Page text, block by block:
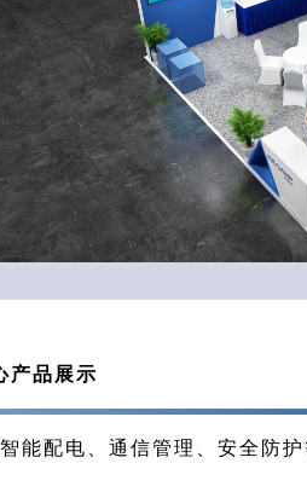
产品展示
配电、通信管理、安全防